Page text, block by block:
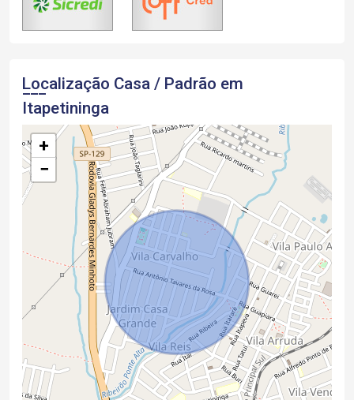
Localização Casa / Padrão em
Itapetininga
+
−